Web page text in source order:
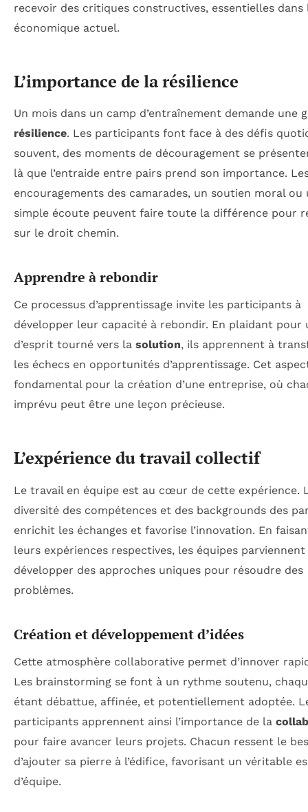
recevoir des critiques constructives, essentielles dans
économique actuel.
L’importance de la résilience
Un mois dans un camp d’entraînement demande une
résilience. Les participants font face à des défis
souvent, des moments de découragement se
là que l’entraide entre pairs prend son importance.
encouragements des camarades, un soutien moral ou
simple écoute peuvent faire toute la différence pour
sur le droit chemin.
Apprendre à rebondir
Ce processus d’apprentissage invite les participants à
développer leur capacité à rebondir. En plaidant pour
d’esprit tourné vers la solution, ils apprennent à
les échecs en opportunités d’apprentissage. Cet
fondamental pour la création d’une entreprise, où
imprévu peut être une leçon précieuse.
L’expérience du travail collectif
Le travail en équipe est au cœur de cette expérience.
diversité des compétences et des backgrounds des
enrichit les échanges et favorise l’innovation. En
leurs expériences respectives, les équipes parviennent
développer des approches uniques pour résoudre des
problèmes.
Création et développement d’idées
Cette atmosphère collaborative permet d’innover
Les brainstorming se font à un rythme soutenu,
étant débattue, affinée, et potentiellement adoptée.
participants apprennent ainsi l’importance de la
pour faire avancer leurs projets. Chacun ressent le
d’ajouter sa pierre à l’édifice, favorisant un véritable
d’équipe.